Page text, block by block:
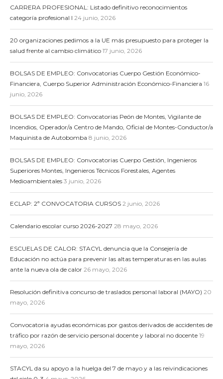
CARRERA PROFESIONAL: Listado definitivo reconocimientos
categoría profesional I 24 junio, 2026
20 organizaciones pedimos a la UE más presupuesto para proteger la
salud frente al cambio climático 17 junio, 2026
BOLSAS DE EMPLEO: Convocatorias Cuerpo Gestión Económico-
Financiera, Cuerpo Superior Administración Económico-Financiera 16
junio, 2026
BOLSAS DE EMPLEO: Convocatorias Peón de Montes, Vigilante de
Incendios, Operador/a Centro de Mando, Oficial de Montes-Conductor/a
Maquinista de Autobomba 8 junio, 2026
BOLSAS DE EMPLEO: Convocatorias Cuerpo Gestión, Ingenieros
Superiores Montes, Ingenieros Técnicos Forestales, Agentes
Medioambientales 3 junio, 2026
ECLAP: 2ª CONVOCATORIA CURSOS 2 junio, 2026
Calendario escolar curso 2026-2027 28 mayo, 2026
ESCUELAS DE CALOR: STACYL denuncia que la Consejería de
Educación no actúa para prevenir las altas temperaturas en las aulas
ante la nueva ola de calor 26 mayo, 2026
Resolución definitiva concurso de traslados personal laboral (MAYO) 20
mayo, 2026
Convocatoria ayudas económicas por gastos derivados de accidentes de
tráfico por razón de servicio personal docente y laboral no docente 19
mayo, 2026
STACYL da su apoyo a la huelga del 7 de mayo y a las reivindicaciones